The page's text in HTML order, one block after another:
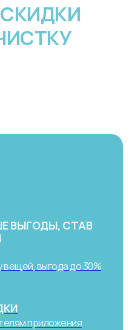
вещей, выгода до 30%
приложения
ВЫГОДЫ, СТАВ